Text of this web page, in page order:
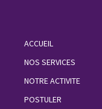
ACCUEIL
NOS SERVICES
NOTRE ACTIVITE
POSTULER